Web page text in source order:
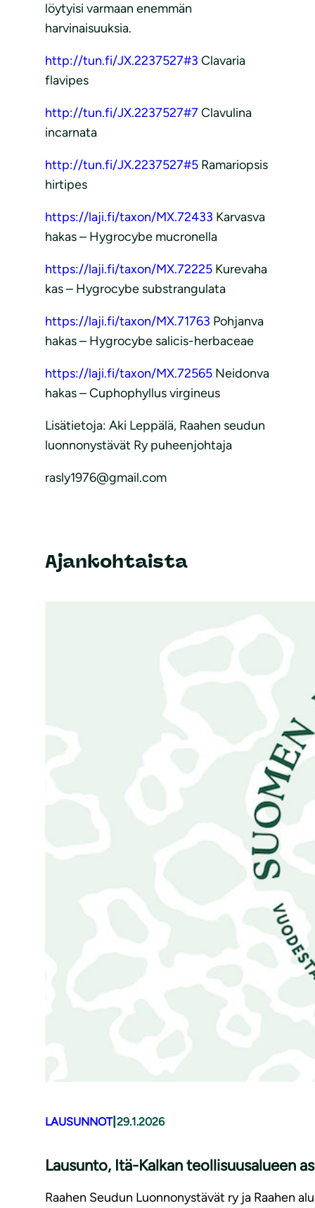
löytyisi varmaan enemmän
harvinaisuuksia.
http://tun.fi/JX.2237527#3 Clavaria
flavipes
http://tun.fi/JX.2237527#7Clavulina
incarnata
http://tun.fi/JX.2237527#5 Ramariopsis
hirtipes
https://laji.fi/taxon/MX.72433 Karvasva
hakas – Hygrocybe mucronella
https://laji.fi/taxon/MX.72225 Kurevaha
kas – Hygrocybe substrangulata
https://laji.fi/taxon/MX.71763 Pohjanva
hakas – Hygrocybe salicis-herbaceae
https://laji.fi/taxon/MX.72565 Neidonva
hakas – Cuphophyllus virgineus
Lisätietoja: Aki Leppälä, Raahen seudun
luonnonystävät Ry puheenjohtaja
rasly1976@gmail.com
Ajankohtaista
LAUSUNNOT| 29.1.2026
Lausunto, Itä-Kalkan teollisuusalueen
Raahen Seudun Luonnonystävät ry ja Raahen